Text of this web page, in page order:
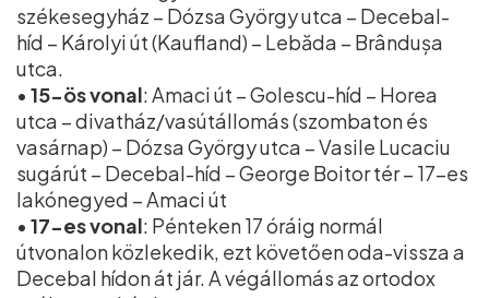
székesegyház – Dózsa György utca – Decebal-
híd – Károlyi út (Kaufland) – Lebăda – Brândușa
utca.
• 15-ös vonal: Amaci út – Golescu-híd – Horea
utca – divatház/vasútállomás (szombaton és
vasárnap) – Dózsa György utca – Vasile Lucaciu
sugárút – Decebal-híd – George Boitor tér – 17-es
lakónegyed – Amaci út
• 17-es vonal: Pénteken 17 óráig normál
útvonalon közlekedik, ezt követően oda-vissza a
Decebal hídon át jár. A végállomás az ortodox